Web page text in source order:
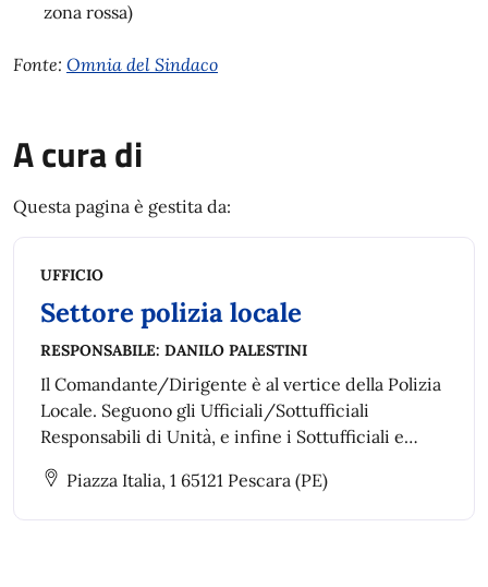
zona rossa)
Fonte: Omnia del Sindaco
A cura di
Questa pagina è gestita da:
UFFICIO
Settore polizia locale
RESPONSABILE: DANILO PALESTINI
Il Comandante/Dirigente è al vertice della Polizia
Locale. Seguono gli Ufficiali/Sottufficiali
Responsabili di Unità, e infine i Sottufficiali e
agenti (operatori di vigilanza).
Piazza Italia, 1 65121 Pescara (PE)